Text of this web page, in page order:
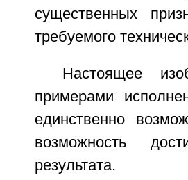
существенных
требуемого
Настоящее
примерами
единственно
возможность
результата.